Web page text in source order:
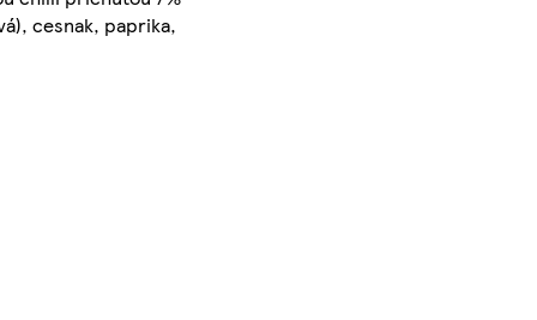
cesnak, paprika,